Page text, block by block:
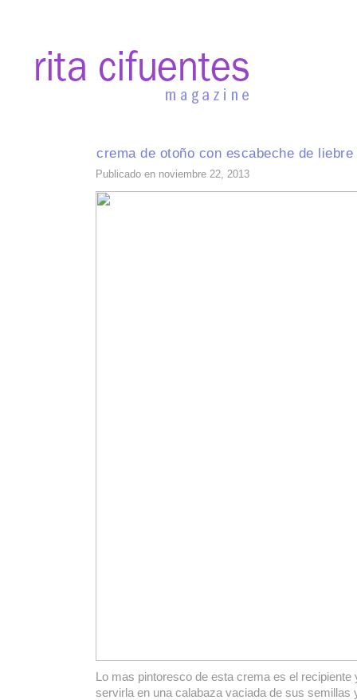
crema de otoño con escabeche de liebre
Publicado en noviembre 22, 2013
Lo mas pintoresco de esta crema es el
servirla en una calabaza vaciada de sus semillas